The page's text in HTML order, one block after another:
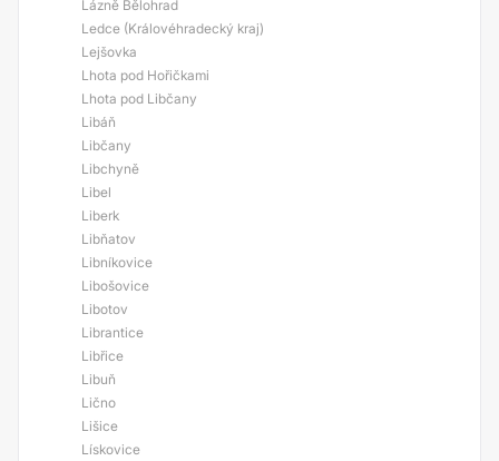
Lázně Bělohrad
Ledce (Královéhradecký kraj)
Lejšovka
Lhota pod Hořičkami
Lhota pod Libčany
Libáň
Libčany
Libchyně
Libel
Liberk
Libňatov
Libníkovice
Libošovice
Libotov
Librantice
Libřice
Libuň
Lično
Lišice
Lískovice